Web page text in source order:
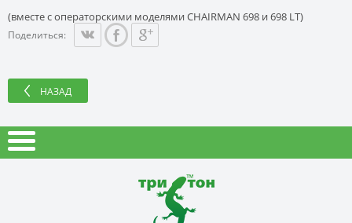
(вместе с операторскими моделями CHAIRMAN 698 и 698 LT)
Поделиться:
НАЗАД